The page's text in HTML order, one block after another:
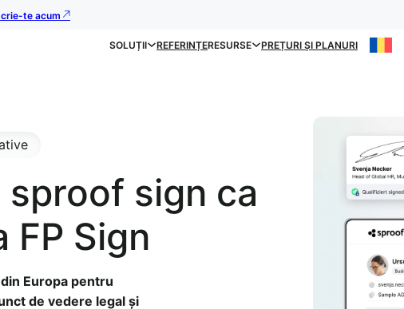
te acum
SOLUȚII REFERINȚERESURSE PREȚURI ȘI PLANURI
sign ca
FP Sign
Europa pentru
de vedere legal și